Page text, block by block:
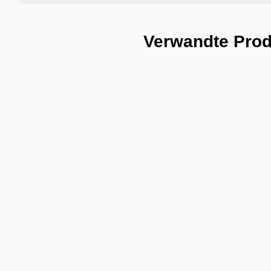
Verwandte